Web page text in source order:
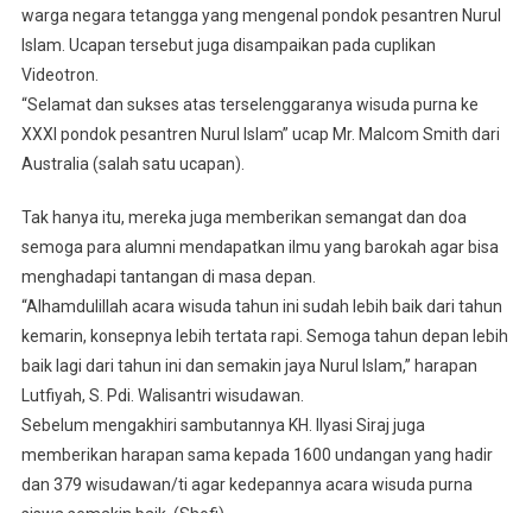
warga negara tetangga yang mengenal pondok pesantren Nurul
Islam. Ucapan tersebut juga disampaikan pada cuplikan
Videotron.
“Selamat dan sukses atas terselenggaranya wisuda purna ke
XXXI pondok pesantren Nurul Islam” ucap Mr. Malcom Smith dari
Australia (salah satu ucapan).
Tak hanya itu, mereka juga memberikan semangat dan doa
semoga para alumni mendapatkan ilmu yang barokah agar bisa
menghadapi tantangan di masa depan.
“Alhamdulillah acara wisuda tahun ini sudah lebih baik dari tahun
kemarin, konsepnya lebih tertata rapi. Semoga tahun depan lebih
baik lagi dari tahun ini dan semakin jaya Nurul Islam,” harapan
Lutfiyah, S. Pdi. Walisantri wisudawan.
Sebelum mengakhiri sambutannya KH. Ilyasi Siraj juga
memberikan harapan sama kepada 1600 undangan yang hadir
dan 379 wisudawan/ti agar kedepannya acara wisuda purna